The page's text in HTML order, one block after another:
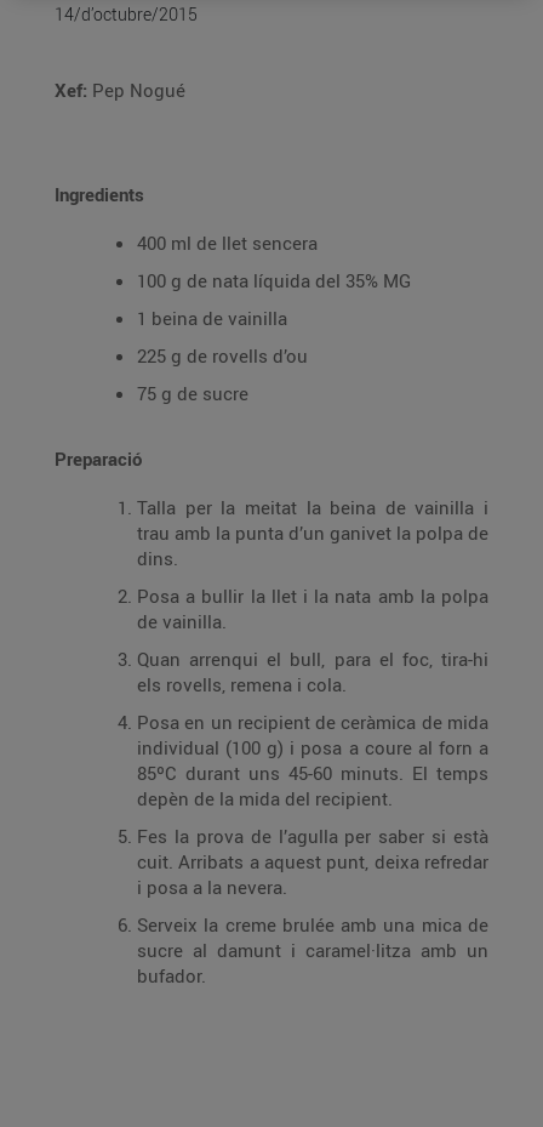
14/d’octubre/2015
Xef: Pep Nogué
Ingredients
400 ml de llet sencera
100 g de nata líquida del 35% MG
1 beina de vainilla
225 g de rovells d’ou
75 g de sucre
Preparació
Talla per la meitat la beina de vainilla i
trau amb la punta d’un ganivet la polpa de
dins.
Posa a bullir la llet i la nata amb la polpa
de vainilla.
Quan arrenqui el bull, para el foc, tira-hi
els rovells, remena i cola.
Posa en un recipient de ceràmica de mida
individual (100 g) i posa a coure al forn a
85ºC durant uns 45-60 minuts. El temps
depèn de la mida del recipient.
Fes la prova de l’agulla per saber si està
cuit. Arribats a aquest punt, deixa refredar
i posa a la nevera.
Serveix la creme brulée amb una mica de
sucre al damunt i caramel·litza amb un
bufador.